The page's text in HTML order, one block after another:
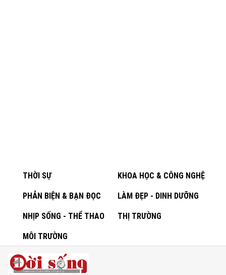
THỜI SỰ KHOA HỌC & CÔNG NGHỆ
PHẢN BIỆN & BẠN ĐỌC LÀM ĐẸP - DINH DƯỠNG
NHỊP SỐNG - THỂ THAO THỊ TRƯỜNG
MÔI TRƯỜNG